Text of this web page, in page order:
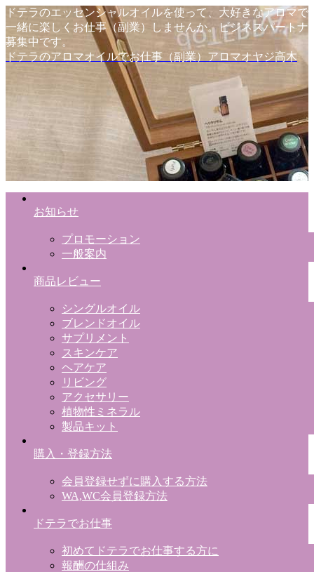
ドテラのエッセンシャルオイルを使って、大好きなアロマで
一緒に楽しくお仕事（副業）しませんか。ビジネスパートナ
募集中です。
ドテラのアロマオイルでお仕事（副業）アロマオヤジ高木
お知らせ
プロモーション
一般案内
商品レビュー
シングルオイル
ブレンドオイル
サプリメント
スキンケア
ヘアケア
リビング
アクセサリー
植物性ミネラル
製品キット
購入・登録方法
会員登録せずに購入する方法
WA,WC会員登録方法
ドテラでお仕事
初めてドテラでお仕事する方に
報酬の仕組み